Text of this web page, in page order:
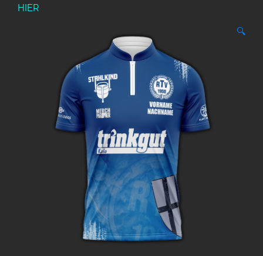
HIER
🔍